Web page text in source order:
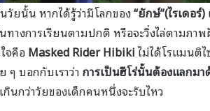
นวัยนั้น หากได้รู้ว่ามีโลกของ“ยักษ์”(ไรเดอร์)
ทางการเรียนตามปกติ หรือจะวิ่งไล่ตามภ
จคือMasked Rider Hibikiไม่ได้โรแมนติ
ๆ บอกกับเราว่าการเป็นฮีโร่นั้นต้องแลกม
นกว่าวัยของเด็กคนหนึ่งจะรับไหว